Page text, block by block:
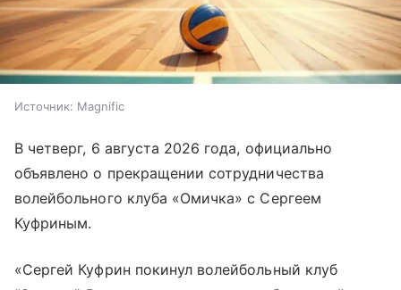
Источник: Magnific
В четверг, 6 августа 2026 года, официально
объявлено о прекращении сотрудничества
волейбольного клуба «Омичка» с Сергеем
Куфриным.
«Сергей Куфрин покинул волейбольный клуб